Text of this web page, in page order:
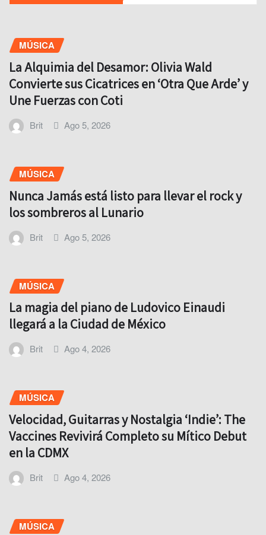
MÚSICA
La Alquimia del Desamor: Olivia Wald
Convierte sus Cicatrices en ‘Otra Que Arde’ y
Une Fuerzas con Coti
Brit Ago 5, 2026
MÚSICA
Nunca Jamás está listo para llevar el rock y
los sombreros al Lunario
Brit Ago 5, 2026
MÚSICA
La magia del piano de Ludovico Einaudi
llegará a la Ciudad de México
Brit Ago 4, 2026
MÚSICA
Velocidad, Guitarras y Nostalgia ‘Indie’: The
Vaccines Revivirá Completo su Mítico Debut
en la CDMX
Brit Ago 4, 2026
MÚSICA